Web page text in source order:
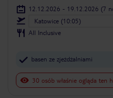
12.12.2026 - 19.12.2026 (7
Katowice (10:05)
All Inclusive
basen ze zjeżdżalniami
30 osób właśnie ogląda ten